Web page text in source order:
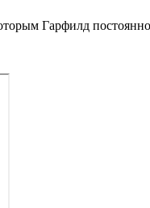
Гapфилд